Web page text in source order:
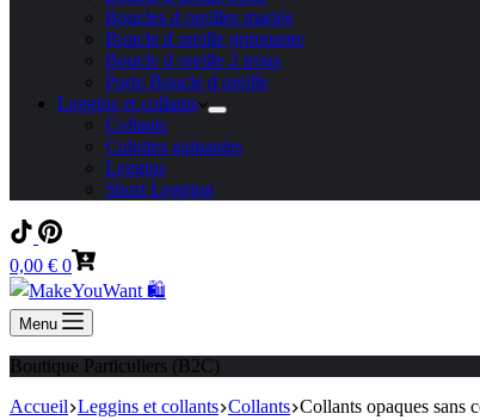
Boucles d oreilles mariée
Boucle d oreille grimpante
Boucle d oreille 2 trous
Porte Boucle d oreille
Leggins et collants
Collants
Culottes gainantes
Leggins
Short Legging
Panier
d’achat
0,00 € 0
Menu
Boutique Particuliers (B2C)
Accueil Leggins et collants Collants Collants opaques sans